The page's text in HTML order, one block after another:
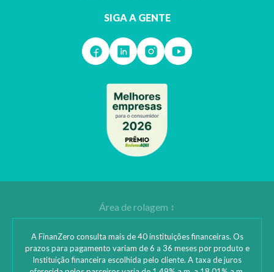
SIGA A GENTE
A FinanZero consulta mais de 40 instituições financeiras. Os
prazos para pagamento variam de 6 a 36 meses por produto e
Instituição financeira escolhida pelo cliente. A taxa de juros